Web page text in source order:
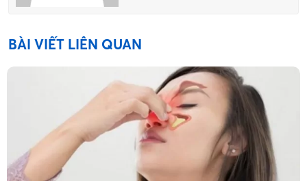
BÀI VIẾT LIÊN QUAN